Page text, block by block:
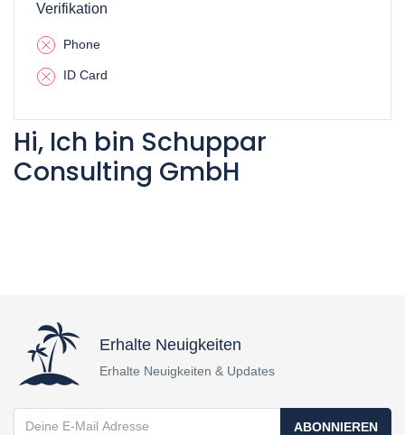
Verifikation
Phone
ID Card
Hi, Ich bin Schuppar
Consulting GmbH
Erhalte Neuigkeiten
Erhalte Neuigkeiten & Updates
ABONNIEREN